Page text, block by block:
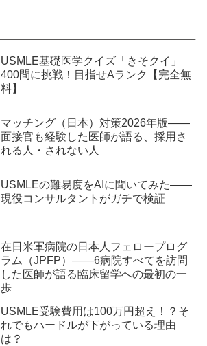
USMLE基礎医学クイズ「きそクイ」
400問に挑戦！目指せAランク【完全無
料】
マッチング（日本）対策2026年版——
面接官も経験した医師が語る、採用さ
れる人・されない人
USMLEの難易度をAIに聞いてみた——
現役コンサルタントがガチで検証
在日米軍病院の日本人フェロープログ
ラム（JPFP）——6病院すべてを訪問
した医師が語る臨床留学への最初の一
歩
USMLE受験費用は100万円超え！？そ
れでもハードルが下がっている理由
は？